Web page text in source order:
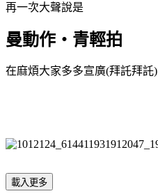
再一次大聲說是
曼動作‧青輕拍
在麻煩大家多多宣廣(拜託拜託)
載入更多